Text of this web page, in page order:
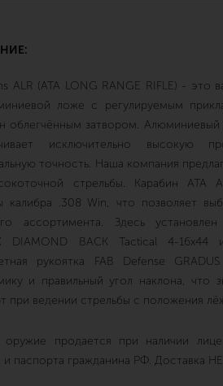
ALR (ATA LONG RANGE RIFLE) - это
ложе с регулируемым
облегчённым затвором. Алюминиевый
исключительно высокую
точность. Наша компания
стрельбы. Карабин ATA
калибра .308 Win, что позволяет
ассортимента. Здесь
DIAMOND BACK Tactical 4-
рукоятка FAB Defense
и правильный угол наклона, что
при ведении стрельбы с положения
продается при наличии
и паспорта гражданина РФ. Доставка